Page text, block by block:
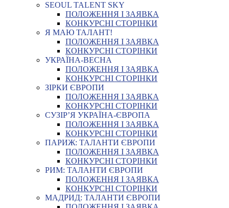
SEOUL TALENT SKY
ПОЛОЖЕННЯ І ЗАЯВКА
КОНКУРСНІ СТОРІНКИ
Я МАЮ ТАЛАНТ!
ПОЛОЖЕННЯ І ЗАЯВКА
КОНКУРСНІ СТОРІНКИ
УКРАЇНА-ВЕСНА
ПОЛОЖЕННЯ І ЗАЯВКА
КОНКУРСНІ СТОРІНКИ
ЗІРКИ ЄВРОПИ
ПОЛОЖЕННЯ І ЗАЯВКА
КОНКУРСНІ СТОРІНКИ
СУЗІР’Я УКРАЇНА-ЄВРОПА
ПОЛОЖЕННЯ І ЗАЯВКА
КОНКУРСНІ СТОРІНКИ
ПАРИЖ: ТАЛАНТИ ЄВРОПИ
ПОЛОЖЕННЯ І ЗАЯВКА
КОНКУРСНІ СТОРІНКИ
РИМ: ТАЛАНТИ ЄВРОПИ
ПОЛОЖЕННЯ І ЗАЯВКА
КОНКУРСНІ СТОРІНКИ
МАДРИД: ТАЛАНТИ ЄВРОПИ